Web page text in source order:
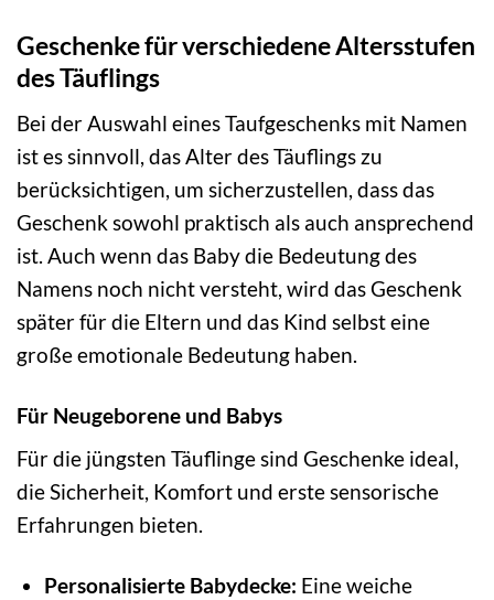
Geschenke für verschiedene Altersstufen
des Täuflings
Bei der Auswahl eines Taufgeschenks mit Namen
ist es sinnvoll, das Alter des Täuflings zu
berücksichtigen, um sicherzustellen, dass das
Geschenk sowohl praktisch als auch ansprechend
ist. Auch wenn das Baby die Bedeutung des
Namens noch nicht versteht, wird das Geschenk
später für die Eltern und das Kind selbst eine
große emotionale Bedeutung haben.
Für Neugeborene und Babys
Für die jüngsten Täuflinge sind Geschenke ideal,
die Sicherheit, Komfort und erste sensorische
Erfahrungen bieten.
Personalisierte Babydecke: Eine weiche